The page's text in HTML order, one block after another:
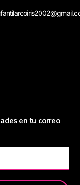
en tu correo